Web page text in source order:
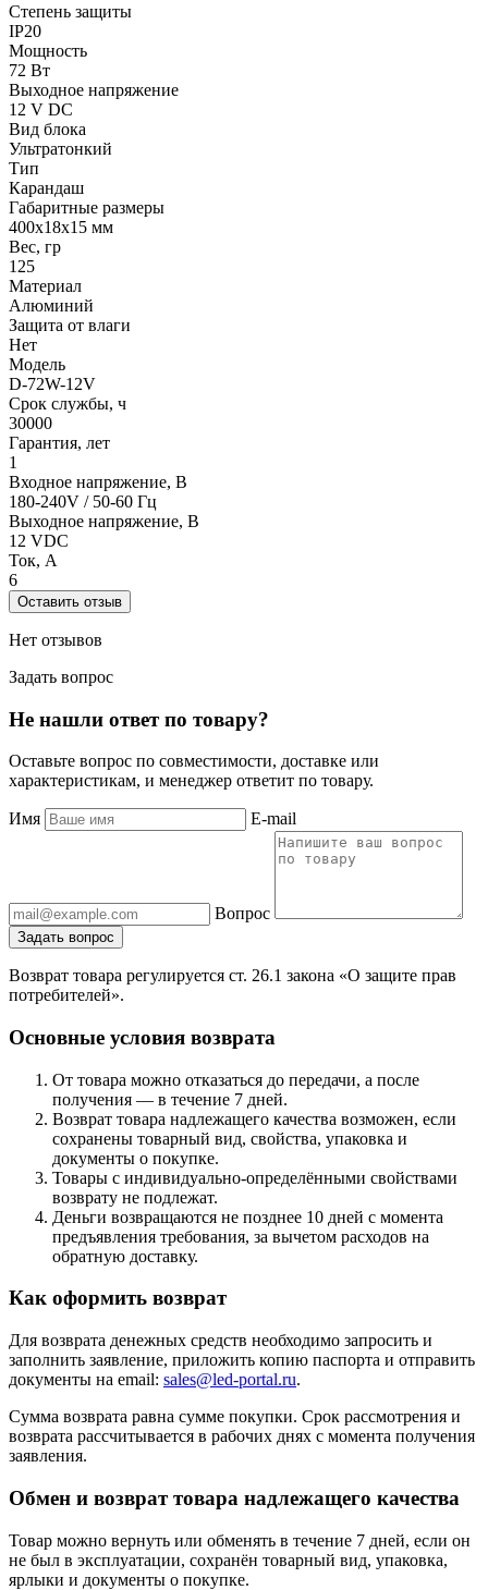
Степень защиты
IP20
Мощность
72 Вт
Выходное напряжение
12 V DC
Вид блока
Ультратонкий
Тип
Карандаш
Габаритные размеры
400х18х15 мм
Вес, гр
125
Материал
Алюминий
Защита от влаги
Нет
Модель
D-72W-12V
Срок службы, ч
30000
Гарантия, лет
1
Входное напряжение, В
180-240V / 50-60 Гц
Выходное напряжение, В
12 VDC
Ток, А
6
Оставить отзыв
Нет отзывов
Задать вопрос
Не нашли ответ по товару?
Оставьте вопрос по совместимости, доставке или
характеристикам, и менеджер ответит по товару.
Имя E-mail
Вопрос
Задать вопрос
Возврат товара регулируется ст. 26.1 закона «О защите прав
потребителей».
Основные условия возврата
От товара можно отказаться до передачи, а после
получения — в течение 7 дней.
Возврат товара надлежащего качества возможен, если
сохранены товарный вид, свойства, упаковка и
документы о покупке.
Товары с индивидуально-определёнными свойствами
возврату не подлежат.
Деньги возвращаются не позднее 10 дней с момента
предъявления требования, за вычетом расходов на
обратную доставку.
Как оформить возврат
Для возврата денежных средств необходимо запросить и
заполнить заявление, приложить копию паспорта и отправить
документы на email: sales@led-portal.ru.
Сумма возврата равна сумме покупки. Срок рассмотрения и
возврата рассчитывается в рабочих днях с момента получения
заявления.
Обмен и возврат товара надлежащего качества
Товар можно вернуть или обменять в течение 7 дней, если он
не был в эксплуатации, сохранён товарный вид, упаковка,
ярлыки и документы о покупке.